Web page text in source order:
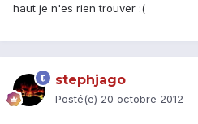
haut je n'es rien trouver :(
stephjago
Posté(e) 20 octobre 2012